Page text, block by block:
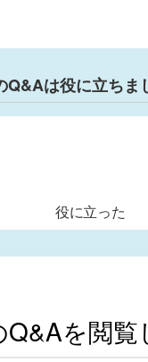
Q&Aは役に立ちま
役に立った
Q&Aを閲